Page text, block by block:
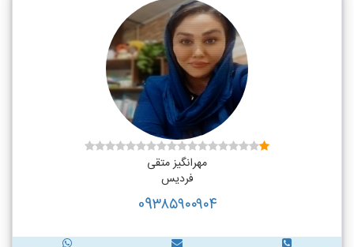
مهرانگیز متقی
فردیس
09۳۸۵۹۰۰۹۰۴